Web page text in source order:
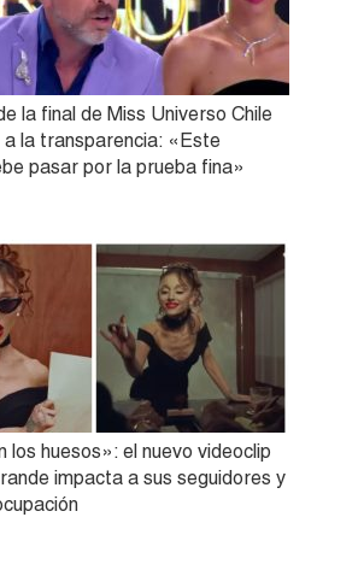
la final de Miss Universo Chile
a la transparencia: «Este
pasar por la prueba fina»
los huesos»: el nuevo videoclip
impacta a sus seguidores y